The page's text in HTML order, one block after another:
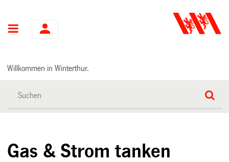
Hauptnavigation
Willkommen in Winterthur.
Gas & Strom tanken